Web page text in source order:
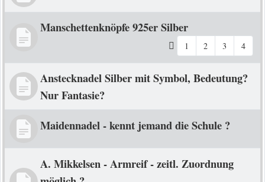
Manschettenknöpfe 925er Silber
1 2 3 4
Anstecknadel Silber mit Symbol, Bedeutung?
Nur Fantasie?
Maidennadel - kennt jemand die Schule ?
A. Mikkelsen - Armreif - zeitl. Zuordnung